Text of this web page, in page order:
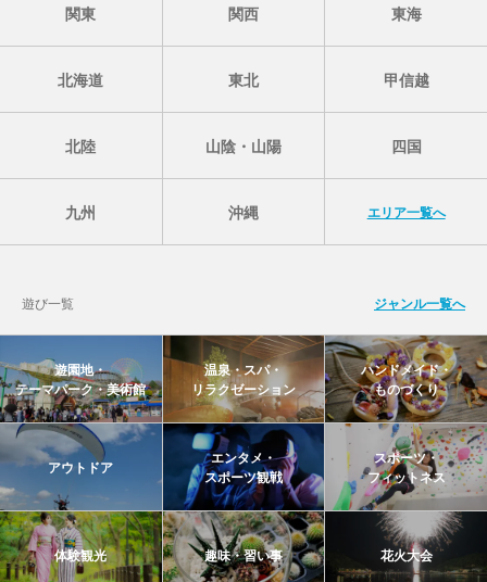
関東 関西 東海
北海道 東北 甲信越
北陸 山陰・山陽 四国
九州 沖縄 エリア一覧へ
遊び一覧 ジャンル一覧へ
遊園地・
テーマパーク・美術館
温泉・スパ・
リラクゼーション
ハンドメイド・
ものづくり
アウトドア
エンタメ・
スポーツ観戦
スポーツ・
フィットネス
体験観光 趣味・習い事 花火大会